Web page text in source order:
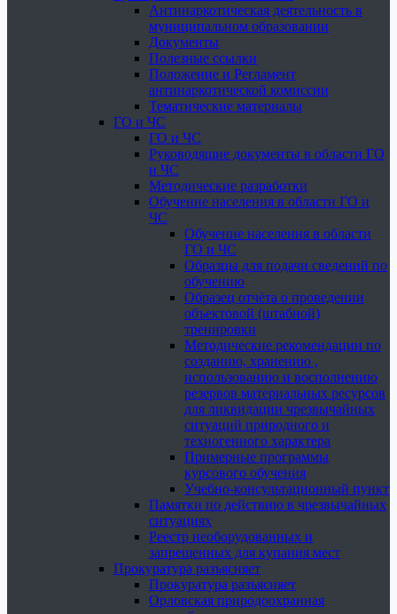
Антинаркотическая деятельность в
муниципальном образовании
Документы
Полезные ссылки
Положение и Регламент
антинаркотической комиссии
Тематические материалы
ГО и ЧС
ГО и ЧС
Руководящие документы в области ГО
и ЧС
Методические разработки
Обучение населения в области ГО и
ЧС
Обучение населения в области
ГО и ЧС
Образцы для подачи сведений по
обучению
Образец отчёта о проведении
объектовой (штабной)
тренировки
Методические рекомендации по
созданию, хранению ,
использованию и восполнению
резервов материальных ресурсов
для ликвидации чрезвычайных
ситуаций природного и
техногенного характера
Примерные программы
курсового обучения
Учебно-консультационный пункт
Памятки по действию в чрезвычайных
ситуациях
Реестр необорудованных и
запрещенных для купания мест
Прокуратура разъясняет
Прокуратура разъясняет
Орловская природоохранная